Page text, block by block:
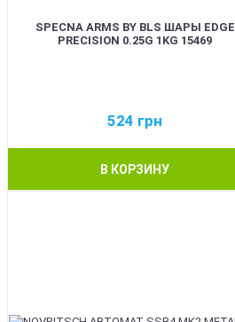
SPECNA ARMS BY BLS ШАРЫ EDGE
PRECISION 0.25G 1KG 15469
524 грн
В КОРЗИНУ